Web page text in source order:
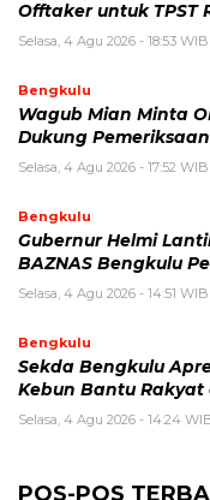
Offtaker untuk TPST
Selasa, 4 Agu 2026 - 18:53 WIB
Bengkulu
Wagub Mian Minta
Dukung Pemeriksaan
Selasa, 4 Agu 2026 - 17:52 WIB
Bengkulu
Gubernur Helmi
BAZNAS Bengkulu
Selasa, 4 Agu 2026 - 14:51 WIB
Bengkulu
Sekda Bengkulu
Kebun Bantu Rakyat
Selasa, 4 Agu 2026 - 14:24
POS-POS